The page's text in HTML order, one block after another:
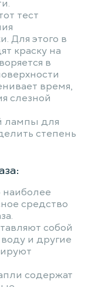
тест
Для этого в
краску на
в
время,
слезной
лампы для
степень
наиболее
средство
собой
и другие
содержат